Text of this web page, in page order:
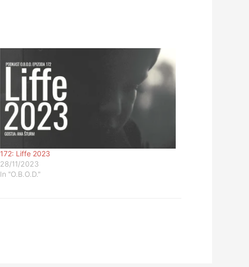
172: Liffe 2023
28/11/2023
In "O.B.O.D."